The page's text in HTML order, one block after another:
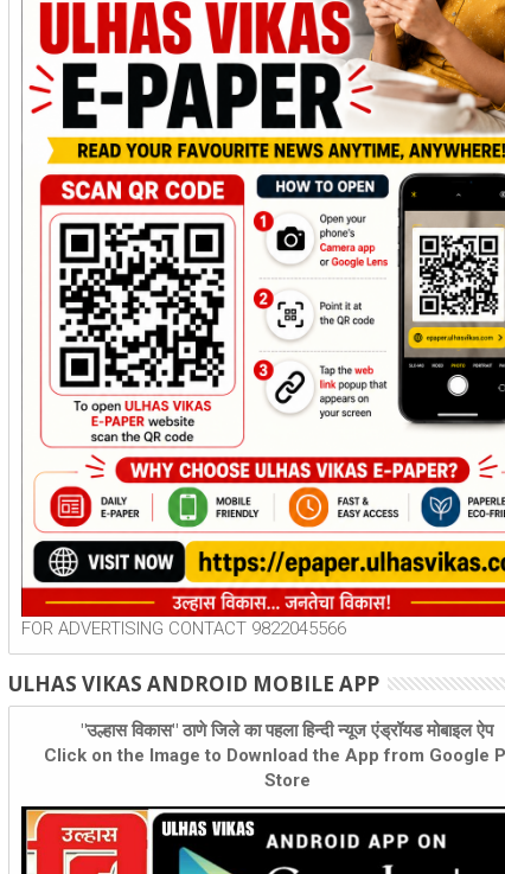
FOR ADVERTISING CONTACT 9822045566
ULHAS VIKAS ANDROID MOBILE APP
"उल्हास विकास" ठाणे जिले का पहला हिन्दी न्यूज एंड्रॉयड मोबाइल ऐप
Click on the Image to Download the App from Google
Store